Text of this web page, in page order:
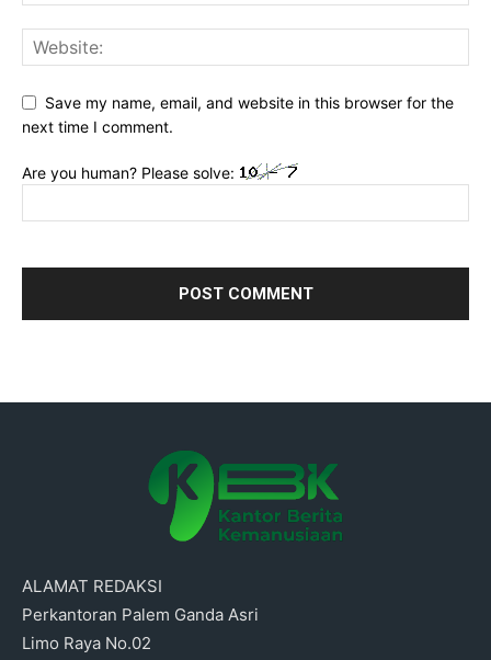
Save my name, email, and website in this browser for the
next time I comment.
Are you human? Please solve:
ALAMAT REDAKSI
Perkantoran Palem Ganda Asri
Limo Raya No.02